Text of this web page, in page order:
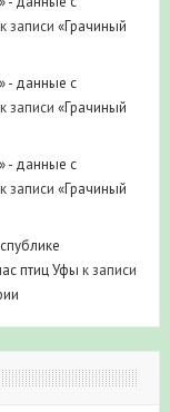
к записи «Грачиный
- данные с
к записи «Грачиный
- данные с
к записи «Грачиный
птиц Уфы к записи